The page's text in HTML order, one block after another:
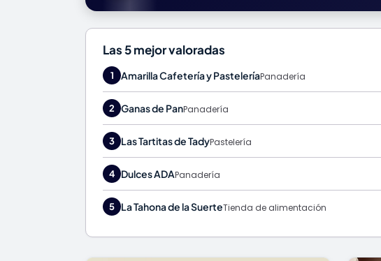
Las 5 mejor valoradas
1 Amarilla Cafetería y PasteleríaPanadería
2 Ganas de PanPanadería
3 Las Tartitas de TadyPastelería
4 Dulces ADAPanadería
5 La Tahona de la SuerteTienda de alimentación